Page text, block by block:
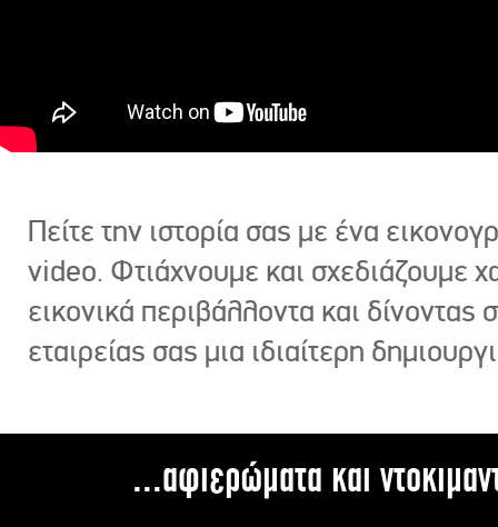
Πείτε την ιστορία σας με ένα
video. Φτιάχνουμε και σχεδιάζουμε
εικονικά περιβάλλοντα και δίνοντας
εταιρείας σας μια ιδιαίτερη
...αφιερώματα και